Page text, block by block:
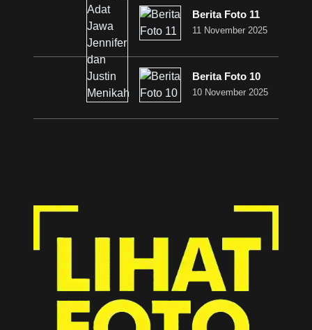
Berita Foto 11
11 November 2025
Berita Foto 10
10 November 2025